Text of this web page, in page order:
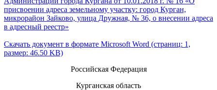
присвоении адреса земельному участку: город Курган,
микрорайон Зайково, улица Дружная, № 36, о внесении адреса
в адресный реестр»
Скачать документ в формате Microsoft Word (страниц: 1,
размер: 46.50 KB)
Российская Федерация
Курганская область